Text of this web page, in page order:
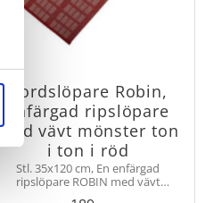
Bordslöpare Robin,
enfärgad ripslöpare
vävt mönster ton
i ton i röd
Stl. 35x120 cm, En enfärgad
ripslöpare ROBIN med vävt